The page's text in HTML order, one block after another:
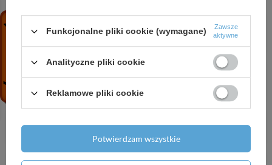
COLP 1-180 T (0,06 kW, 400 V) pompa do
chłodziwa
567,69 zł / szt.
3,5 SDM 2-12 (0,75 kW, 230 V) pompa głębinowa
z kablem 20 m
523,55 zł / szt.
IVR 09 T (7,5 kW, 400 V, 18 A) Inverter
Funkcjonalne pliki cookie (wymagane)
Zawsze
aktywne
Analityczne pliki cookie
Reklamowe pliki cookie
Potwierdzam wszystkie